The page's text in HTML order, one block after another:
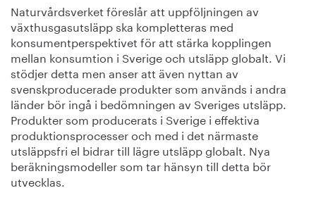
Naturvårdsverket föreslår att uppföljningen av
växthusgasutsläpp ska kompletteras med
konsumentperspektivet för att stärka kopplingen
mellan konsumtion i Sverige och utsläpp globalt. Vi
stödjer detta men anser att även nyttan av
svenskproducerade produkter som används i andra
länder bör ingå i bedömningen av Sveriges utsläpp.
Produkter som producerats i Sverige i effektiva
produktionsprocesser och med i det närmaste
utsläppsfri el bidrar till lägre utsläpp globalt. Nya
beräkningsmodeller som tar hänsyn till detta bör
utvecklas.